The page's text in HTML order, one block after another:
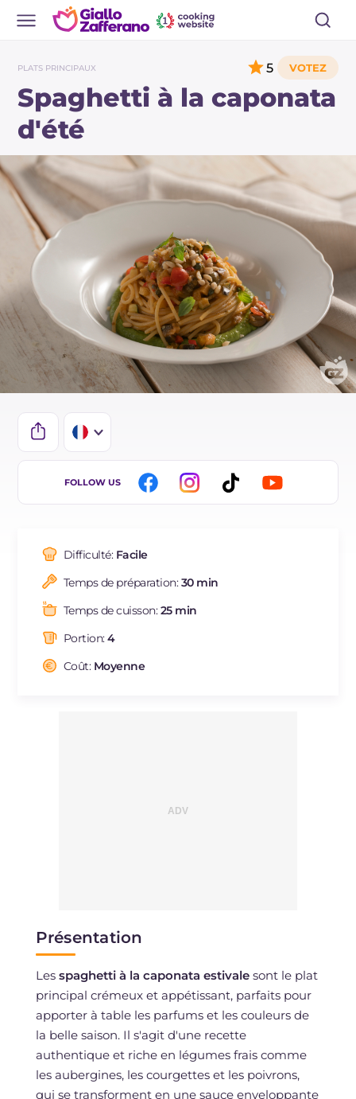
PLATS PRINCIPAUX
Spaghetti à la caponata
d'été
5
IT
ES
NL
BR
FOLLOW US
Difficulté: Facile
Temps de préparation:30 min
Temps de cuisson:25 min
Portion:4
Coût: Moyenne
Présentation
Les spaghetti à la caponata estivalesont le plat
principal crémeux et appétissant, parfaits pour
apporter à table les parfums et les couleurs de
la belle saison. Il s'agit d'une recette
authentique et riche en légumes frais comme
les aubergines, les courgettes et les poivrons,
qui se transforment en une sauce enveloppante